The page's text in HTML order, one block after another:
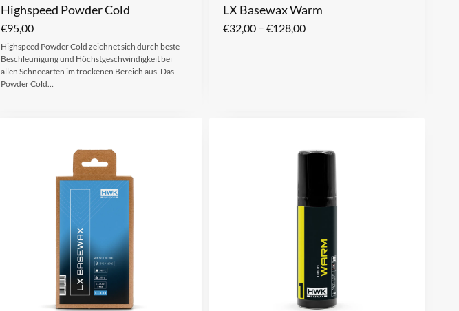
Highspeed Powder Cold
€95,00
Highspeed Powder Cold zeichnet sich durch beste
Beschleunigung und Höchstgeschwindigkeit bei
allen Schneearten im trockenen Bereich aus. Das
Powder Cold…
LX Basewax Warm
€32,00– €128,00